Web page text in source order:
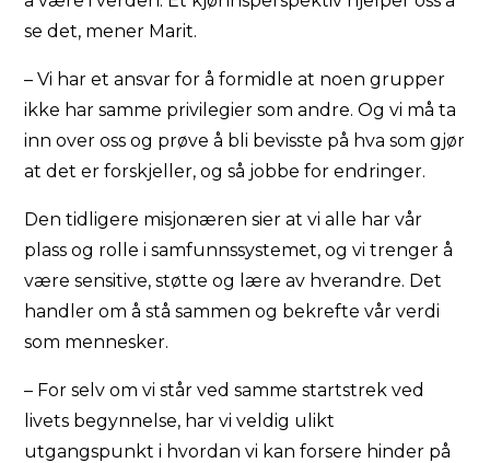
se det, mener Marit.
– Vi har et ansvar for å formidle at noen grupper
ikke har samme privilegier som andre. Og vi må ta
inn over oss og prøve å bli bevisste på hva som gjør
at det er forskjeller, og så jobbe for endringer.
Den tidligere misjonæren sier at vi alle har vår
plass og rolle i samfunnssystemet, og vi trenger å
være sensitive, støtte og lære av hverandre. Det
handler om å stå sammen og bekrefte vår verdi
som mennesker.
– For selv om vi står ved samme startstrek ved
livets begynnelse, har vi veldig ulikt
utgangspunkt i hvordan vi kan forsere hinder på